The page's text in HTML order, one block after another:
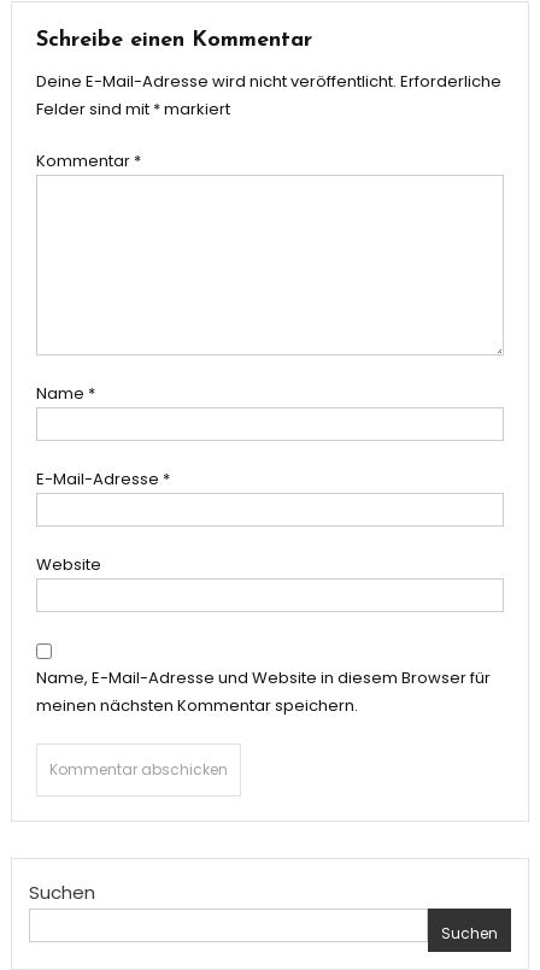
Schreibe einen Kommentar
Deine E-Mail-Adresse wird nicht veröffentlicht. Erforderliche
Felder sind mit *markiert
Kommentar *
Name *
E-Mail-Adresse *
Website
Name, E-Mail-Adresse und Website in diesem Browser für
meinen nächsten Kommentar speichern.
Suchen
Suchen